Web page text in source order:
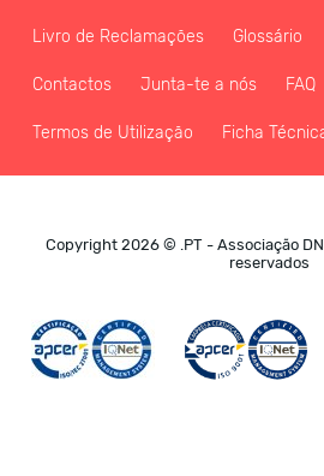
Livro de Reclamações Glossário
Contactos Junta-te a nós FAQ
Termos de Utilização Ficha
Copyright 2026 © .PT - Associação
reservados